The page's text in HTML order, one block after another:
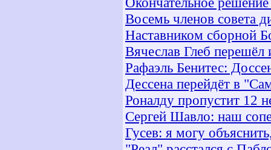
Восемь членов совета
Наставником сборной
Вячеслав Глеб
Рафаэль Бенитес:
Дессена перейдёт в
Роналду пропустит 12
Сергей Шавло: наш
Гусев: я могу